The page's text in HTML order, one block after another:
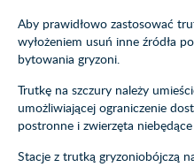
Aby prawidłowo zastosować
wyłożeniem usuń inne źródła
bytowania gryzoni.
Trutkę na szczury należy
umożliwiającej ograniczenie
postronne i zwierzęta
Stacje z trutką gryzoniobójczą